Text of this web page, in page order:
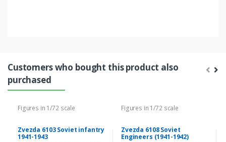
Customers who bought this product also
purchased
Figures in 1/72 scale
Zvezda 6103 Soviet infantry
1941-1943
Figures in 1/72 scale
Zvezda 6108 Soviet
Engineers (1941-1942)